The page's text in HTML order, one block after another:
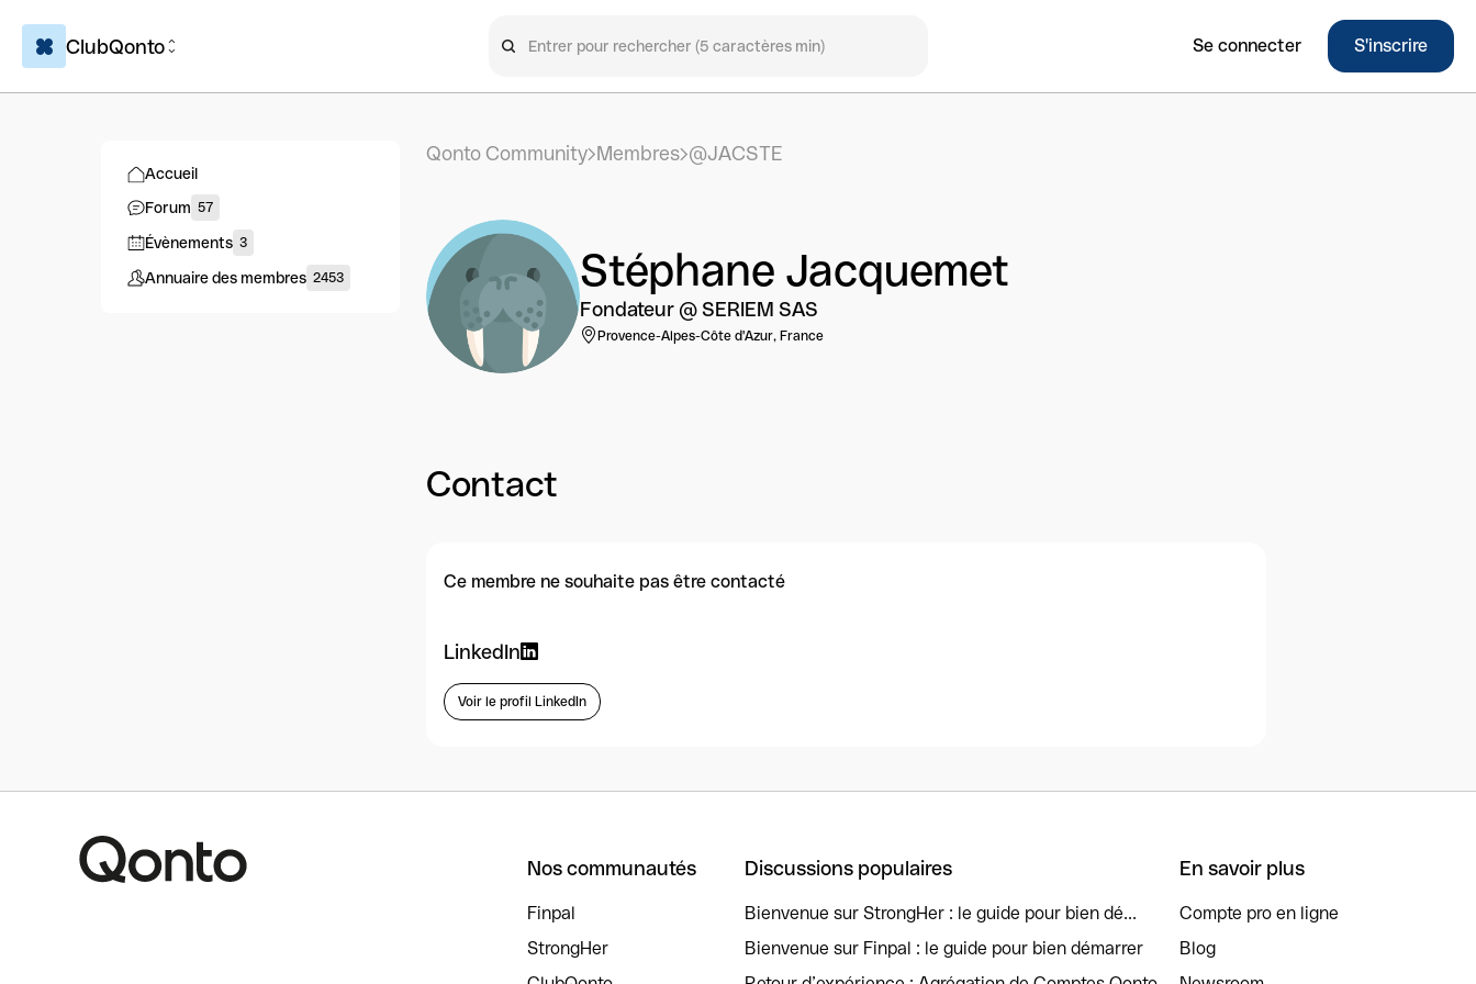
ClubQonto Se connecter S'inscrire
Accueil
Forum 57
Évènements 3
Annuaire des membres 2453
Qonto Community Membres @JACSTE
Stéphane Jacquemet
Fondateur @ SERIEM SAS
Provence-Alpes-Côte d'Azur, France
Contact
Ce membre ne souhaite pas être contacté
LinkedIn
Voir le profil LinkedIn
Nos communautés
Finpal
StrongHer
Discussions populaires
Bienvenue sur StrongHer : le guide pour bien dé...
Bienvenue sur Finpal : le guide pour bien démarrer
En savoir plus
Compte pro en ligne
Blog